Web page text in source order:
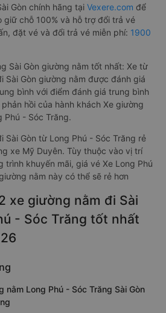
Gòn chính hãng tại Vexere.com để
giữ chỗ 100% và hỗ trợ đổi trả vé
đặt vé và đổi trả vé miễn phí: 1900
Sài Gòn giường nằm tốt nhất: Xe từ
Sài Gòn giường nằm được đánh giá
bình với điểm đánh giá trung bình
hồi của hành khách Xe giường
Phú - Sóc Trăng.
Sài Gòn từ Long Phú - Sóc Trăng rẻ
xe Mỹ Duyên. Tùy thuộc vào vị trí
trình khuyến mãi, giá vé Xe Long Phú
nằm này có thể sẽ rẻ hơn
xe giường nằm đi Sài
- Sóc Trăng tốt nhất
nằm Long Phú - Sóc Trăng Sài Gòn